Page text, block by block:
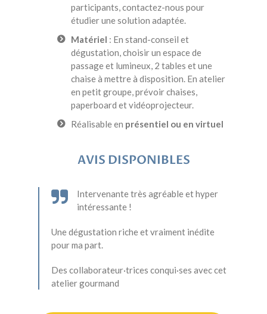
participants, contactez-nous pour
étudier une solution adaptée.
Matériel : En stand-conseil et
dégustation, choisir un espace de
passage et lumineux, 2 tables et une
chaise à mettre à disposition. En atelier
en petit groupe, prévoir chaises,
paperboard et vidéoprojecteur.
Réalisable en présentiel ou en virtuel
AVIS DISPONIBLES
Intervenante très agréable et hyper
intéressante !
Une dégustation riche et vraiment inédite
pour ma part.
Des collaborateur·trices conqui·ses avec cet
atelier gourmand